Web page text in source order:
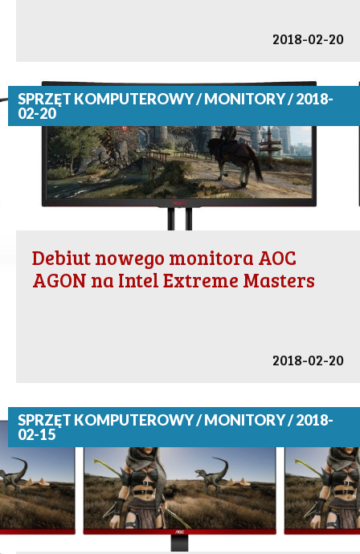
2018-02-20
SPRZĘT KOMPUTEROWY / MONITORY / 2018-
02-20
Debiut nowego monitora AOC
AGON na Intel Extreme Masters
2018-02-20
SPRZĘT KOMPUTEROWY / MONITORY / 2018-
02-15